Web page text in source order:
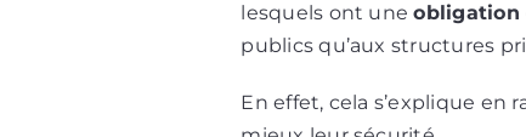
lesquels ont uneobligation
publics qu’aux structures
En effet, cela s’explique en